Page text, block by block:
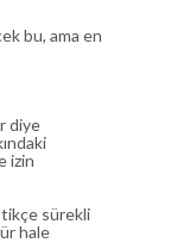
bu, ama en
diye
izin
sürekli
hale